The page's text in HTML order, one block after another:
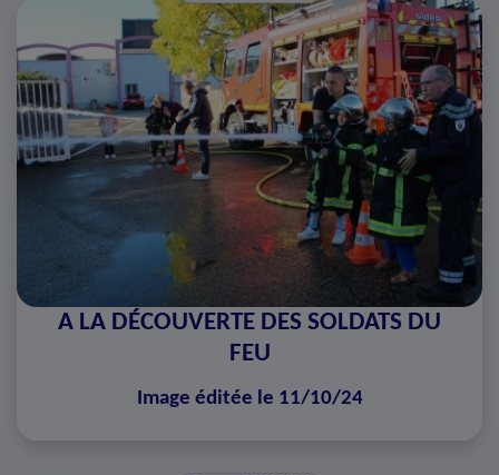
A LA DÉCOUVERTE DES SOLDATS DU
FEU
Image éditée le 11/10/24